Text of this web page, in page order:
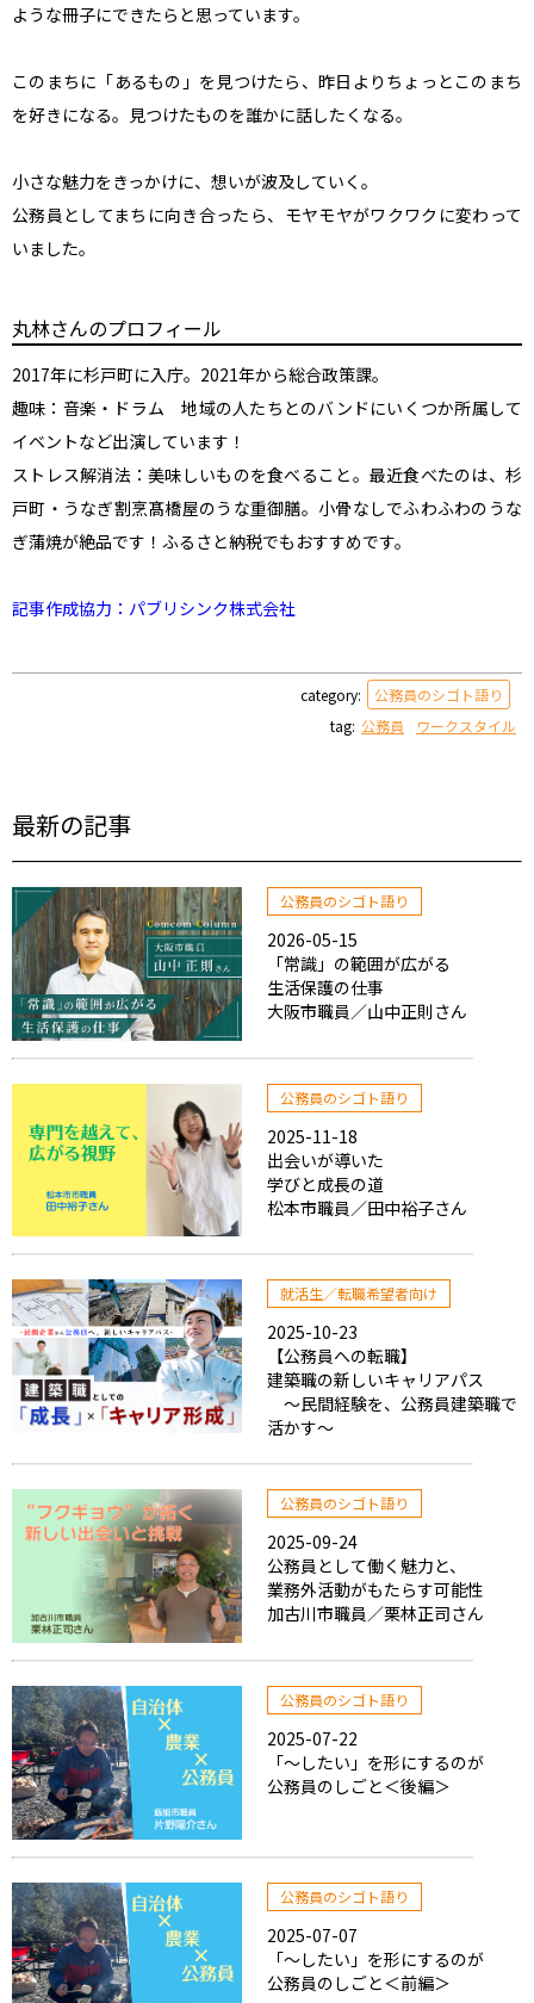
ような冊子にできたらと思っています。
このまちに「あるもの」を見つけたら、昨日よりちょっとこのまち
を好きになる。見つけたものを誰かに話したくなる。
小さな魅力をきっかけに、想いが波及していく。
公務員としてまちに向き合ったら、モヤモヤがワクワクに変わって
いました。
丸林さんのプロフィール
2017年に杉戸町に入庁。2021年から総合政策課。
趣味：音楽・ドラム　地域の人たちとのバンドにいくつか所属して
イベントなど出演しています！
ストレス解消法：美味しいものを食べること。最近食べたのは、杉
戸町・うなぎ割烹髙橋屋のうな重御膳。小骨なしでふわふわのうな
ぎ蒲焼が絶品です！ふるさと納税でもおすすめです。
記事作成協力：パブリシンク株式会社
category:
公務員のシゴト語り
tag: 公務員 ワークスタイル
最新の記事
公務員のシゴト語り
2026-05-15
「常識」の範囲が広がる
生活保護の仕事
大阪市職員／山中正則さん
公務員のシゴト語り
2025-11-18
出会いが導いた
学びと成長の道
松本市職員／田中裕子さん
就活生／転職希望者向け
2025-10-23
【公務員への転職】
建築職の新しいキャリアパス
～民間経験を、公務員建築職で
活かす～
公務員のシゴト語り
2025-09-24
公務員として働く魅力と、
業務外活動がもたらす可能性
加古川市職員／栗林正司さん
公務員のシゴト語り
2025-07-22
「～したい」を形にするのが
公務員のしごと＜後編＞
公務員のシゴト語り
2025-07-07
「～したい」を形にするのが
公務員のしごと＜前編＞